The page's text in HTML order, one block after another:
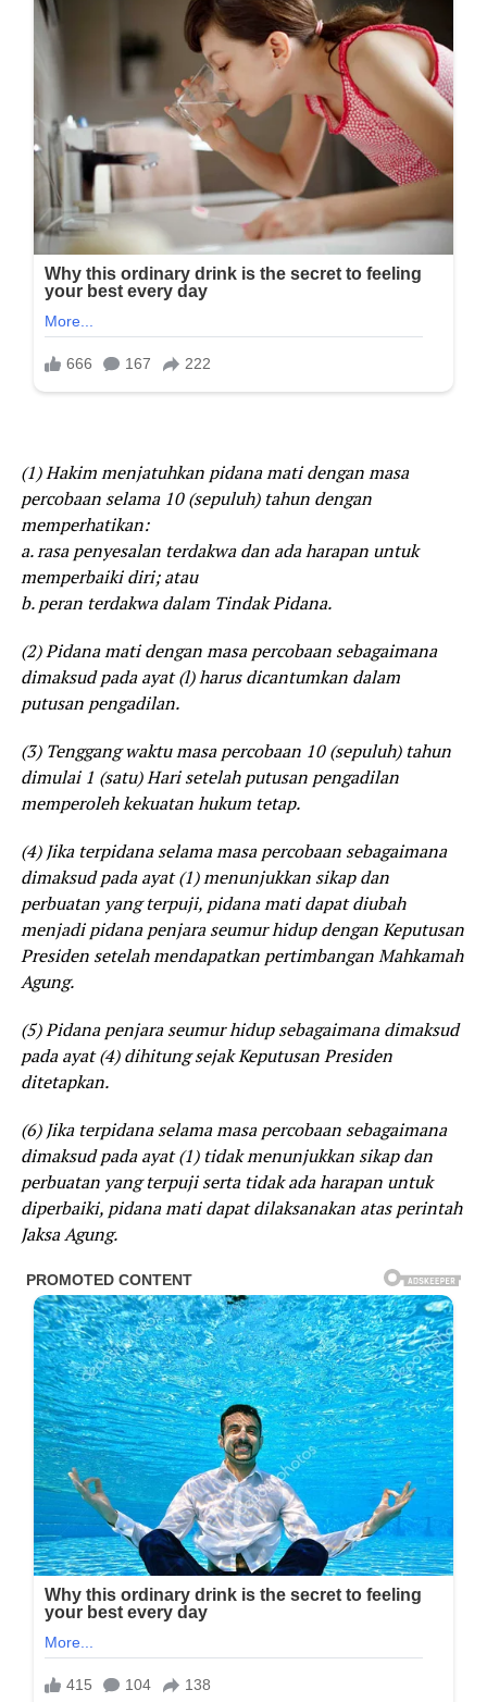
(1) Hakim menjatuhkan pidana mati dengan masa
percobaan selama 10 (sepuluh) tahun dengan
memperhatikan:
a. rasa penyesalan terdakwa dan ada harapan untuk
memperbaiki diri; atau
b. peran terdakwa dalam Tindak Pidana.
(2) Pidana mati dengan masa percobaan sebagaimana
dimaksud pada ayat (l) harus dicantumkan dalam
putusan pengadilan.
(3) Tenggang waktu masa percobaan 10 (sepuluh) tahun
dimulai 1 (satu) Hari setelah putusan pengadilan
memperoleh kekuatan hukum tetap.
(4) Jika terpidana selama masa percobaan sebagaimana
dimaksud pada ayat (1) menunjukkan sikap dan
perbuatan yang terpuji, pidana mati dapat diubah
menjadi pidana penjara seumur hidup dengan Keputusan
Presiden setelah mendapatkan pertimbangan Mahkamah
Agung.
(5) Pidana penjara seumur hidup sebagaimana dimaksud
pada ayat (4) dihitung sejak Keputusan Presiden
ditetapkan.
(6) Jika terpidana selama masa percobaan sebagaimana
dimaksud pada ayat (1) tidak menunjukkan sikap dan
perbuatan yang terpuji serta tidak ada harapan untuk
diperbaiki, pidana mati dapat dilaksanakan atas perintah
Jaksa Agung.